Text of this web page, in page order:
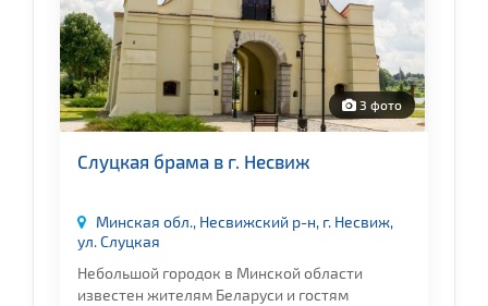
3 фото
Слуцкая брама в г. Несвиж
Минская обл., Несвижский р-н, г. Несвиж,
ул. Слуцкая
Небольшой городок в Минской области
известен жителям Беларуси и гостям